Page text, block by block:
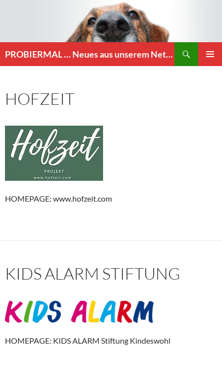
PROBIERMAL … Neues aus unserem Netzwerk
HOFZEIT
HOMEPAGE: www.hofzeit.com
KIDS ALARM STIFTUNG
HOMEPAGE: KIDS ALARM Stiftung Kindeswohl